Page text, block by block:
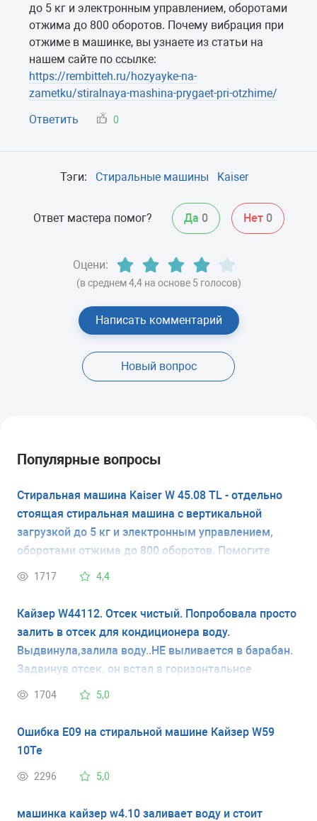
до 5 кг и электронным управлением, оборотами
отжима до 800 оборотов. Почему вибрация при
отжиме в машинке, вы узнаете из статьи на
нашем сайте по ссылке:
https://rembitteh.ru/hozyayke-na-
zametku/stiralnaya-mashina-prygaet-pri-otzhime/
Ответить
0
Тэги: Стиральные машины Kaiser
Ответ мастера помог? Да 0 Нет 0
Оцени:
(в среднем 4,4 на основе 5 голосов)
Написать комментарий
Новый вопрос
Популярные вопросы
Стиральная машина Kaiser W 45.08 TL - отдельно
стоящая стиральная машина с вертикальной
загрузкой до 5 кг и электронным управлением,
оборотами отжима до 800 оборотов. Помогите
разобраться -как узнать нужное "усилие-сжатие" ( в
нет такого обозначения ( N=). Маркировка на
амортизаторе (оригинальный старый) значится
SUSPA 0013 PHILCO 157090080 26 01.
1717 4,4
Кайзер W44112. Отсек чистый. Попробовала просто
залить в отсек для кондиционера воду.
Выдвинула,залила воду..НЕ выливается в барабан.
Задвинув отсек, он встал в горизонтальное
положение и слышно, что вода потекла в барабан,
по уровню, всё стоит ровно. Вы ответили, что
проблема может быть с клапанами..но при чём тут
машинка даже не включена.
1704 5,0
Ошибка Е09 на стиральной машине Кайзер W59
10Te
2296 5,0
машинка кайзер w4.10 заливает воду и стоит